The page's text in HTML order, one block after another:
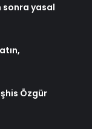
sonra yasal
Özgür